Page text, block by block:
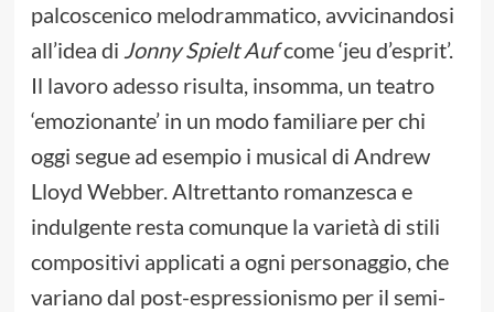
palcoscenico melodrammatico, avvicinandosi
all’idea di Jonny Spielt Aufcome ‘jeu d’esprit’.
Il lavoro adesso risulta, insomma, un teatro
‘emozionante’ in un modo familiare per chi
oggi segue ad esempio i musical di Andrew
Lloyd Webber. Altrettanto romanzesca e
indulgente resta comunque la varietà di stili
compositivi applicati a ogni personaggio, che
variano dal post-espressionismo per il semi-